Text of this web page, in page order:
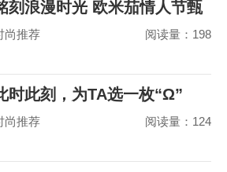
刻浪漫时光 欧米茄情人节甄
尚推荐 阅读量：198
时此刻，为TA选一枚“Ω”
尚推荐 阅读量：124